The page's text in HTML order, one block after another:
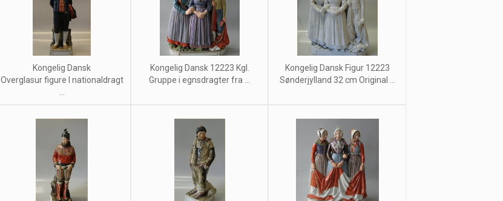
Kongelig Dansk
Overglasur figure I nationaldragt
Kongelig Dansk 12223 Kgl.
Gruppe i egnsdragter fra ...
Kongelig Dansk Figur 12223
Sønderjylland 32 cm Original ...